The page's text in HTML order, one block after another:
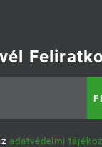
adatvédelmi